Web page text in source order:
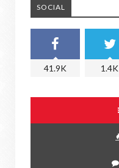
SOCIAL
41.9K 1.4K